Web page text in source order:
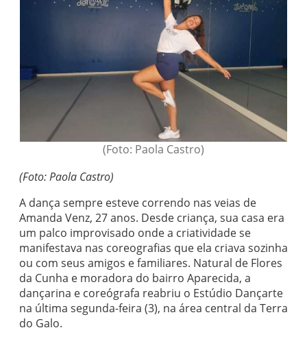
(Foto: Paola Castro)
(Foto: Paola Castro)
A dança sempre esteve correndo nas veias de
Amanda Venz, 27 anos. Desde criança, sua casa era
um palco improvisado onde a criatividade se
manifestava nas coreografias que ela criava sozinha
ou com seus amigos e familiares. Natural de Flores
da Cunha e moradora do bairro Aparecida, a
dançarina e coreógrafa reabriu o Estúdio Dançarte
na última segunda-feira (3), na área central da Terra
do Galo.